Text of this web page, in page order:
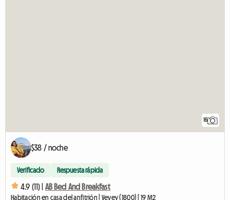
15
$38 / noche
Verificado Respuesta rápida
4.9 (11) | AB Bed And Breakfast
Habitación en casa del anfitrión | Vevey (1800) | 19 M2